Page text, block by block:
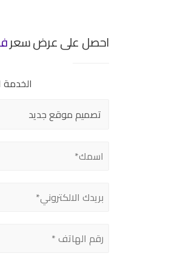
احصل على عرض سعر
الخدمة